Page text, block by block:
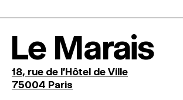
Le Marais
18, rue de l'Hôtel de Ville
75004 Paris